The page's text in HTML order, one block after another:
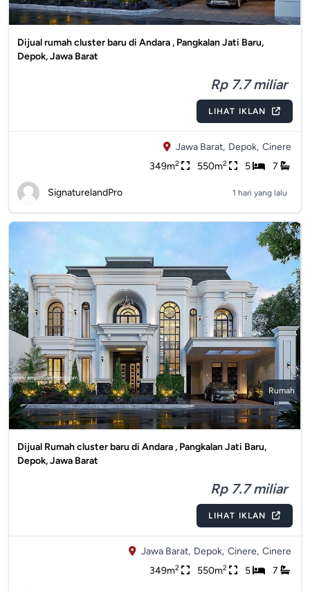
Dijual rumah cluster baru di Andara , Pangkalan Jati Baru,
Depok, Jawa Barat
Rp 7.7 miliar
LIHAT IKLAN
Jawa Barat, Depok, Cinere
349m2 550m2 5 7
SignaturelandPro 1 hari yang lalu
Rumah
Dijual Rumah cluster baru di Andara , Pangkalan Jati Baru,
Depok, Jawa Barat
Rp 7.7 miliar
LIHAT IKLAN
Jawa Barat, Depok, Cinere, Cinere
349m2 550m2 5 7